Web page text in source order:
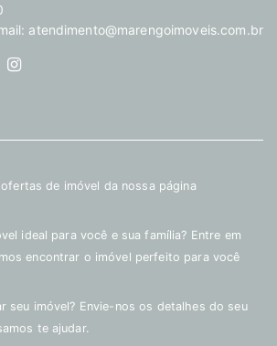
atendimento@marengoimoveis.com.br
de imóvel da nossa página
ideal para você e sua família? Entre em
encontrar o imóvel perfeito para você
seu imóvel? Envie-nos os detalhes do seu
te ajudar.